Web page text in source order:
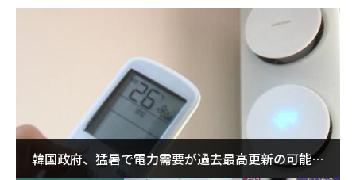
韓国政府、猛暑で電力需要が過去最高更新の可能性